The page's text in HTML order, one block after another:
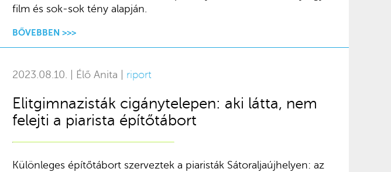
film és sok-sok tény alapján.
BŐVEBBEN >>>
2023.08.10. | Élő Anita | riport
Elitgimnazisták cigánytelepen: aki látta, nem
felejti a piarista építőtábort
Különleges építőtábort szerveztek a piaristák Sátoraljaújhelyen: az